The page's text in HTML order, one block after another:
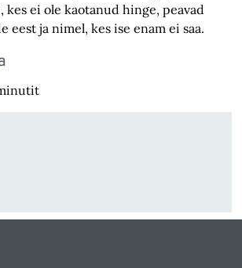
kes ei ole kaotanud hinge, peavad
eest ja nimel, kes ise enam ei saa.